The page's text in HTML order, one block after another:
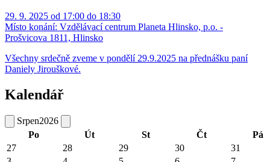
29. 9. 2025 od 17:00 do 18:30
Místo konání: Vzdělávací centrum Planeta Hlinsko, p.o. -
Prošvicova 1811, Hlinsko
Všechny srdečně zveme v pondělí 29.9.2025 na přednášku paní
Daniely Jirouškové.
Kalendář
Srpen2026
Po
Út St Čt
Pá
27
28 29 30
31